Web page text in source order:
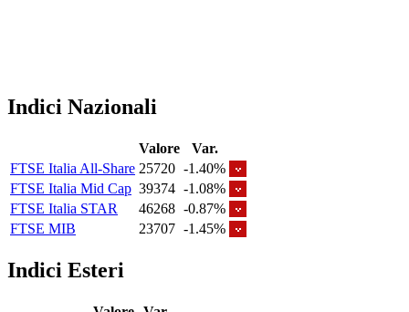
Indici Nazionali
Valore
Var.
FTSE Italia All-Share 25720 -1.40%
FTSE Italia Mid Cap 39374 -1.08%
FTSE Italia STAR
46268 -0.87%
FTSE MIB
23707 -1.45%
Indici Esteri